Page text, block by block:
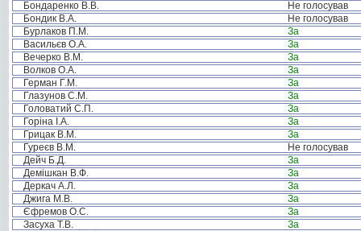
Бондаренко В.В.
Не голосував
Бондик В.А.
Не голосував
Бурлаков П.М.
За
Васильєв О.А.
За
Вечерко В.М.
За
Волков О.А.
За
Герман Г.М.
За
Глазунов С.М.
За
Головатий С.П.
За
Горіна І.А.
За
Грицак В.М.
За
Гуреєв В.М.
Не голосував
Дейч Б.Д.
За
Демішкан В.Ф.
За
Деркач А.Л.
За
Джига М.В.
За
Єфремов О.С.
За
Засуха Т.В.
За